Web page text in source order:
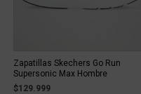
Zapatillas Skechers Go Run
Supersonic Max Hombre
$129.999